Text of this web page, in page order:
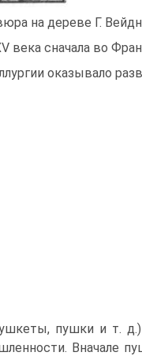
на дереве Г.
века сначала во
оказы­вало
пушки и т. д.)
Вначале